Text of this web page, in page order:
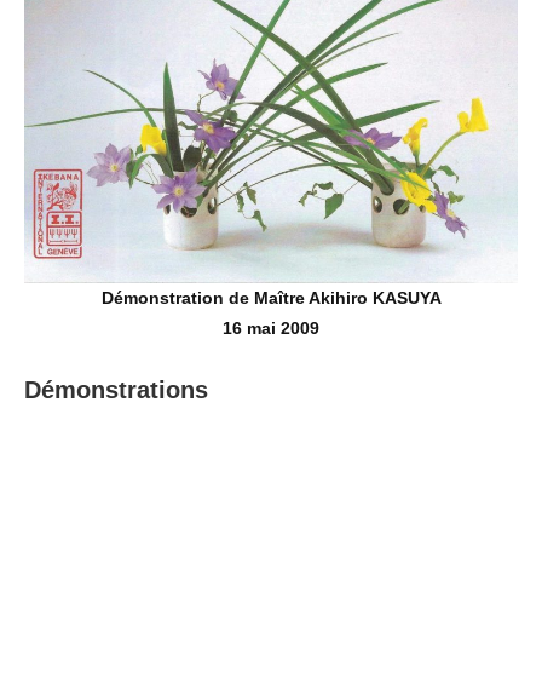
Démonstration de Maître Akihiro KASUYA
16 mai 2009
Démonstrations